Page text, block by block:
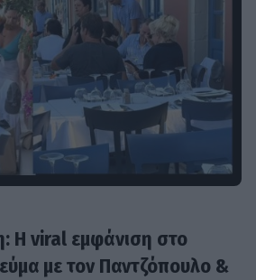
Η viral εμφάνιση στο
με τον Παντζόπουλο &